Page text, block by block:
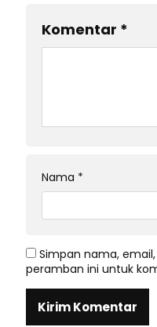
Komentar *
Nama *
Simpan nama,
peramban ini untuk